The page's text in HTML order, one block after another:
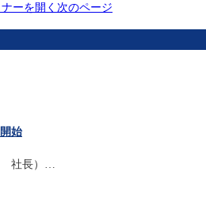
ーを開く 次のページ
始
社長）…